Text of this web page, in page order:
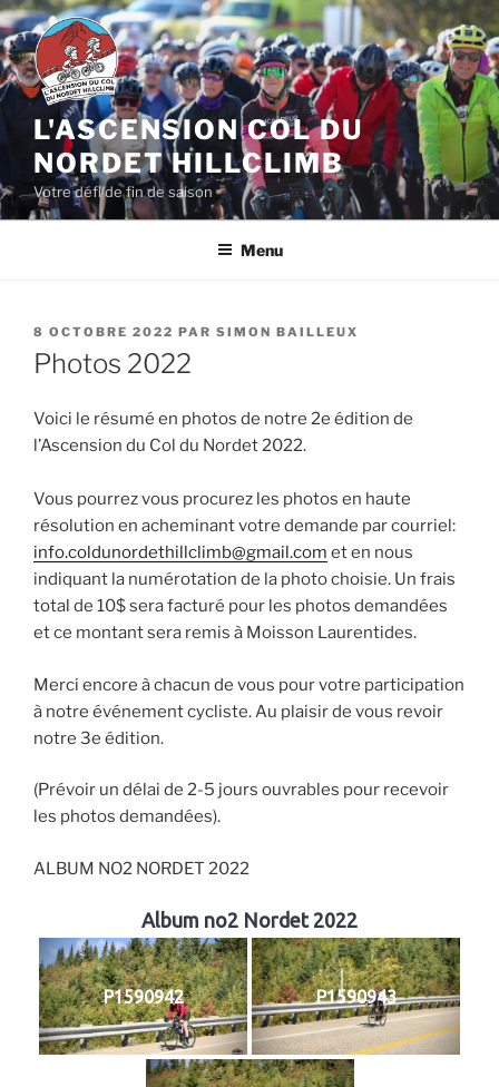
Aller
au
contenu
principal
L'ASCENSION COL DU
NORDET HILLCLIMB
Votre défi de fin de saison
Menu
PUBLIÉ
LE
8 OCTOBRE 2022 PAR SIMON BAILLEUX
Photos 2022
Voici le résumé en photos de notre 2e édition de
l’Ascension du Col du Nordet 2022.
Vous pourrez vous procurez les photos en haute
résolution en acheminant votre demande par courriel:
info.coldunordethillclimb@gmail.com et en nous
indiquant la numérotation de la photo choisie. Un frais
total de 10$ sera facturé pour les photos demandées
et ce montant sera remis à Moisson Laurentides.
Merci encore à chacun de vous pour votre participation
à notre événement cycliste. Au plaisir de vous revoir
notre 3e édition.
(Prévoir un délai de 2-5 jours ouvrables pour recevoir
les photos demandées).
ALBUM NO2 NORDET 2022
Album no2 Nordet 2022
P1590942 P1590943